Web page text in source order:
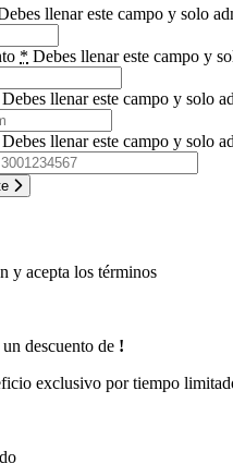
llenar este campo y solo
* Debes llenar este campo y
Debes llenar este campo y solo
Debes llenar este campo y solo
y acepta los términos
descuento de !
exclusivo por tiempo